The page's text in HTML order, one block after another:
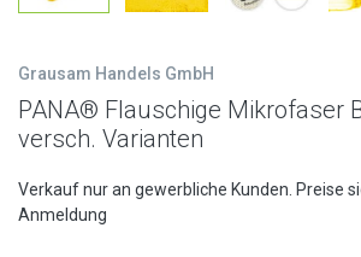
Grausam Handels GmbH
PANA® Flauschige Mikrofaser
versch. Varianten
Verkauf nur an gewerbliche Kunden. Preise
Anmeldung